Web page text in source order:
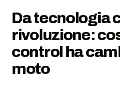
Da tecnologia
rivoluzione:
control ha
moto